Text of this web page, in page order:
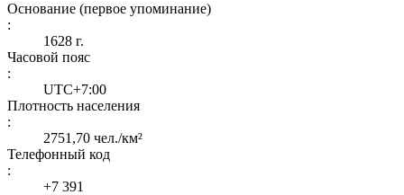
Основание (первое упоминание)
:
1628 г.
Часовой пояс
:
UTC+7:00
Плотность населения
:
2751,70 чел./км²
Телефонный код
:
+7 391